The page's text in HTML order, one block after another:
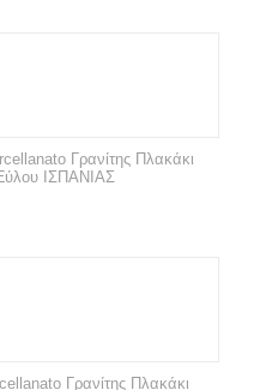
Γρανίτης Πλακάκι
ΙΣΠΑΝΙΑΣ
Γρανίτης Πλακάκι